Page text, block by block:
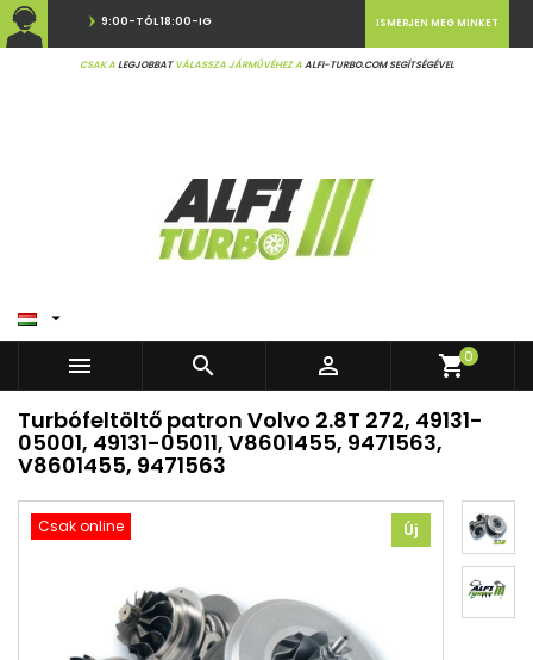
9:00-TÓL 18:00-IG
CSAK ALEGJOBBATVÁLASSZA JÁRMŰVÉHEZ AALFI-TURBO.COM SEGÍTSÉGÉVEL
ISMERJEN MEG MINKET

   shopping_cart0
Turbófeltöltő patron Volvo 2.8T 272, 49131-
05001, 49131-05011, V8601455, 9471563,
V8601455, 9471563
Csak online Új